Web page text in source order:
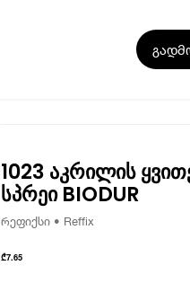
1023 აკრილის
სპრეი BIODUR
რეფიქსი • Reffix
₾7.65